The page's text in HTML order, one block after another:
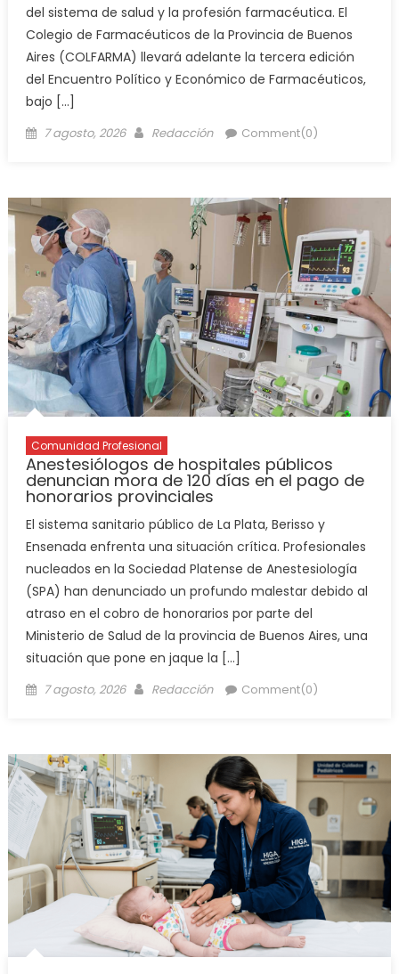
del sistema de salud y la profesión farmacéutica. El
Colegio de Farmacéuticos de la Provincia de Buenos
Aires (COLFARMA) llevará adelante la tercera edición
del Encuentro Político y Económico de Farmacéuticos,
bajo […]
7 agosto, 2026 Redacción Comment(0)
Comunidad Profesional
Anestesiólogos de hospitales públicos
denuncian mora de 120 días en el pago de
honorarios provinciales
El sistema sanitario público de La Plata, Berisso y
Ensenada enfrenta una situación crítica. Profesionales
nucleados en la Sociedad Platense de Anestesiología
(SPA) han denunciado un profundo malestar debido al
atraso en el cobro de honorarios por parte del
Ministerio de Salud de la provincia de Buenos Aires, una
situación que pone en jaque la […]
7 agosto, 2026 Redacción Comment(0)